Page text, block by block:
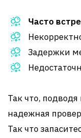
Часто
Задержки
Так что,
надежная
Так что